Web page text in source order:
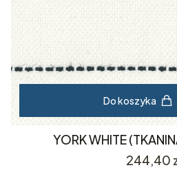
Do koszyka
YORK WHITE
Cena
244,40